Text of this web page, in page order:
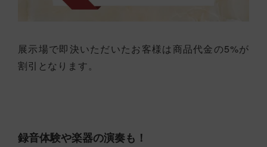
展示場で即決いただいたお客様は商品代金の5%が
割引となります。
録音体験や楽器の演奏も！